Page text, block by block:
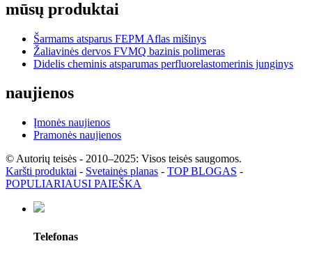
mūsų produktai
Šarmams atsparus FEPM Aflas mišinys
Žaliavinės dervos FVMQ bazinis polimeras
Didelis cheminis atsparumas perfluorelastomerinis junginys
naujienos
Įmonės naujienos
Pramonės naujienos
© Autorių teisės - 2010–2025: Visos teisės saugomos.
Karšti produktai - Svetainės planas - TOP BLOGAS -
POPULIARIAUSI PAIEŠKA
Telefonas